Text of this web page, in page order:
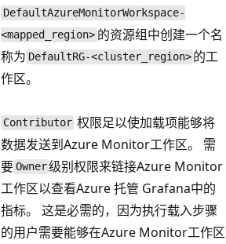
DefaultAzureMonitorWorkspace-
<mapped_region> 的资源组中创建一个名
称为 DefaultRG-<cluster_region> 的工
作区。
Contributor 权限足以使加载项能够将
数据发送到Azure Monitor工作区。 需
要Owner级别权限来链接Azure Monitor
工作区以查看Azure 托管 Grafana中的
指标。 这是必需的，因为执行载入步骤
的用户需要能够在Azure Monitor工作区